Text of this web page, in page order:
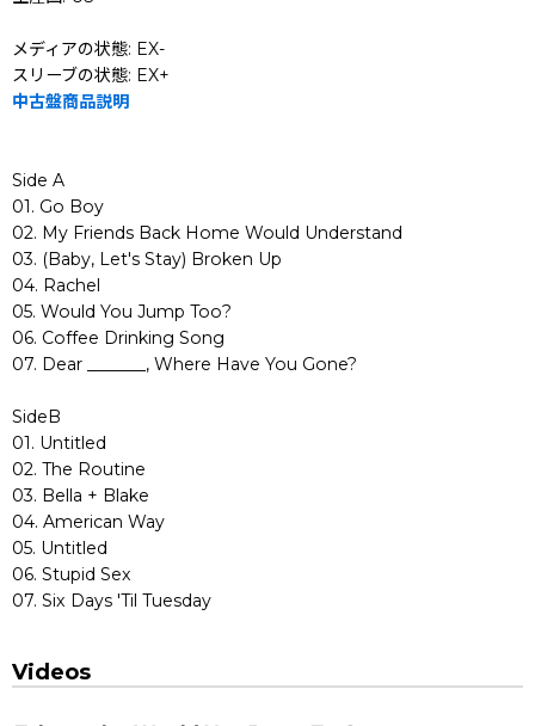
メディアの状態: EX-
スリーブの状態: EX+
中古盤商品説明
Side A
01. Go Boy
02. My Friends Back Home Would Understand
03. (Baby, Let's Stay) Broken Up
04. Rachel
05. Would You Jump Too?
06. Coffee Drinking Song
07. Dear _______, Where Have You Gone?
SideB
01. Untitled
02. The Routine
03. Bella + Blake
04. American Way
05. Untitled
06. Stupid Sex
07. Six Days 'Til Tuesday
Videos